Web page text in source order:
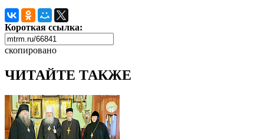
Короткая ссылка:
скопировано
ЧИТАЙТЕ ТАКЖЕ